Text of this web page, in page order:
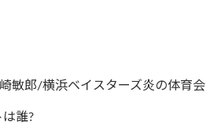
敏郎/横浜ベイスターズ炎の体育会
誰?